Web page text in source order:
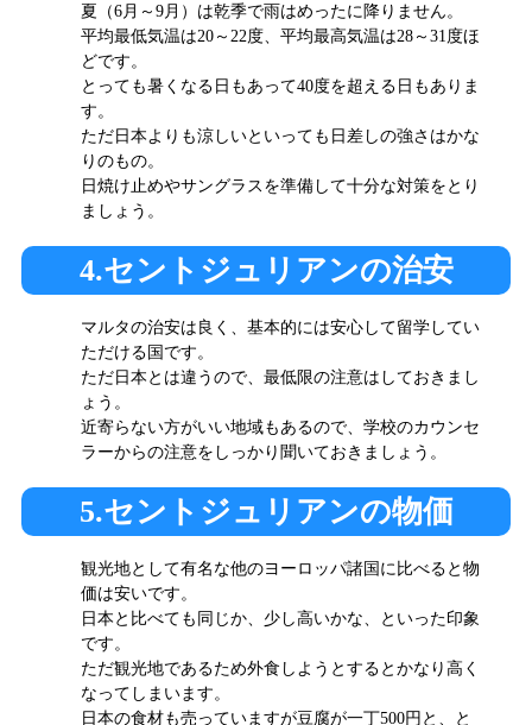
夏（6月～9月）は乾季で雨はめったに降りません。
平均最低気温は20～22度、平均最高気温は28～31度ほ
どです。
とっても暑くなる日もあって40度を超える日もありま
す。
ただ日本よりも涼しいといっても日差しの強さはかな
りのもの。
日焼け止めやサングラスを準備して十分な対策をとり
ましょう。
4.セントジュリアンの治安
マルタの治安は良く、基本的には安心して留学してい
ただける国です。
ただ日本とは違うので、最低限の注意はしておきまし
ょう。
近寄らない方がいい地域もあるので、学校のカウンセ
ラーからの注意をしっかり聞いておきましょう。
5.セントジュリアンの物価
観光地として有名な他のヨーロッパ諸国に比べると物
価は安いです。
日本と比べても同じか、少し高いかな、といった印象
です。
ただ観光地であるため外食しようとするとかなり高く
なってしまいます。
日本の食材も売っていますが豆腐が一丁500円と、と